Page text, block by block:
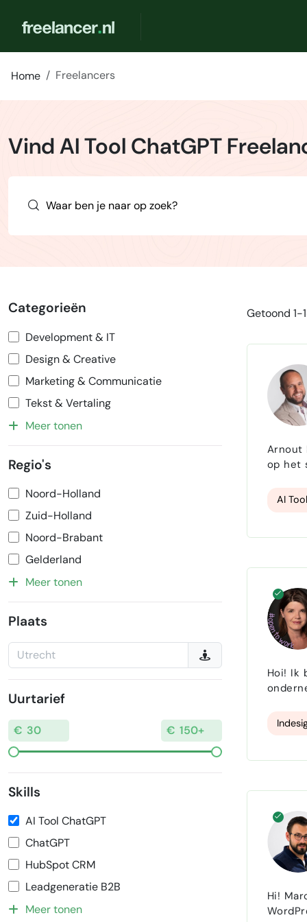
Home Freelancers
Vind AI Tool ChatGPT
Categorieën
Development & IT
Design & Creative
Marketing & Communicatie
Tekst & Vertaling
Meer tonen
Regio's
Noord-Holland
Zuid-Holland
Noord-Brabant
Gelderland
Meer tonen
Plaats
Uurtarief
Skills
AI Tool ChatGPT
ChatGPT
HubSpot CRM
Leadgeneratie B2B
Meer tonen
Getoond 1-
Arnout
op het
AI
Hoi! Ik
Hi! Marc van Webkeurig